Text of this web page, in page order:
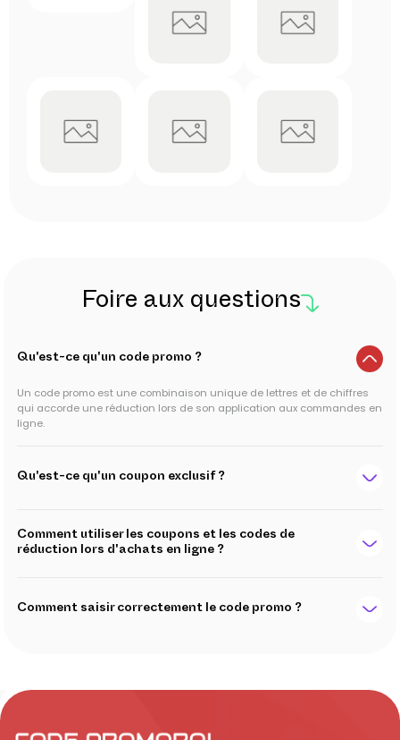
Foire aux questions
Qu'est-ce qu'un code promo ?
Un code promo est une combinaison unique de lettres et de chiffres
qui accorde une réduction lors de son application aux commandes en
ligne.
Qu'est-ce qu'un coupon exclusif ?
Comment utiliser les coupons et les codes de
réduction lors d'achats en ligne ?
Comment saisir correctement le code promo ?